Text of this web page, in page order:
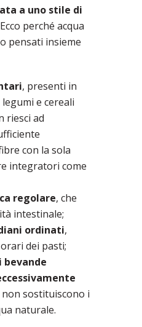
a uno stile di
perché acqua
pensati insieme
, presenti in
e cereali
riesci ad
con la sola
integratori come
regolare, che
intestinale;
ordinati,
dei pasti;
bevande
non sostituiscono i
naturale.